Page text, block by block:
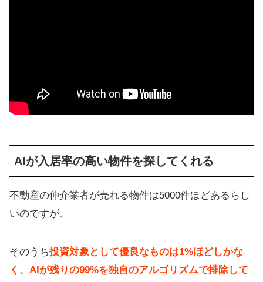
AIが入居率の高い物件を探してくれる
不動産の仲介業者が売れる物件は5000件ほどあるらし
いのですが、
そのうち投資対象として優良なものは1%ほどしかな
く、AIが残りの99%を独自のアルゴリズムで排除して